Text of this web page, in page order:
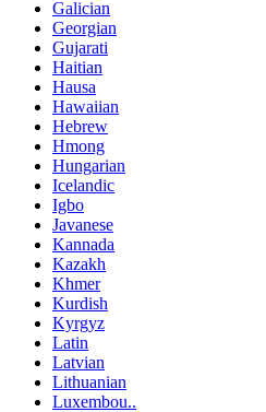
Galician
Georgian
Gujarati
Haitian
Hausa
Hawaiian
Hebrew
Hmong
Hungarian
Icelandic
Igbo
Javanese
Kannada
Kazakh
Khmer
Kurdish
Kyrgyz
Latin
Latvian
Lithuanian
Luxembou..